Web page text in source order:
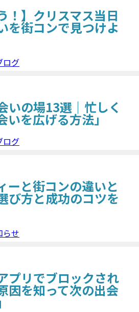
！】クリスマス当日
を街コンで見つけよ
ログ
いの場13選｜忙しく
いを広げる方法」
ログ
ーと街コンの違いと
び方と成功のコツを
らせ
プリでブロックされ
因を知って次の出会